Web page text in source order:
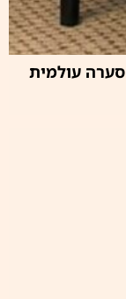
סערה עולמית